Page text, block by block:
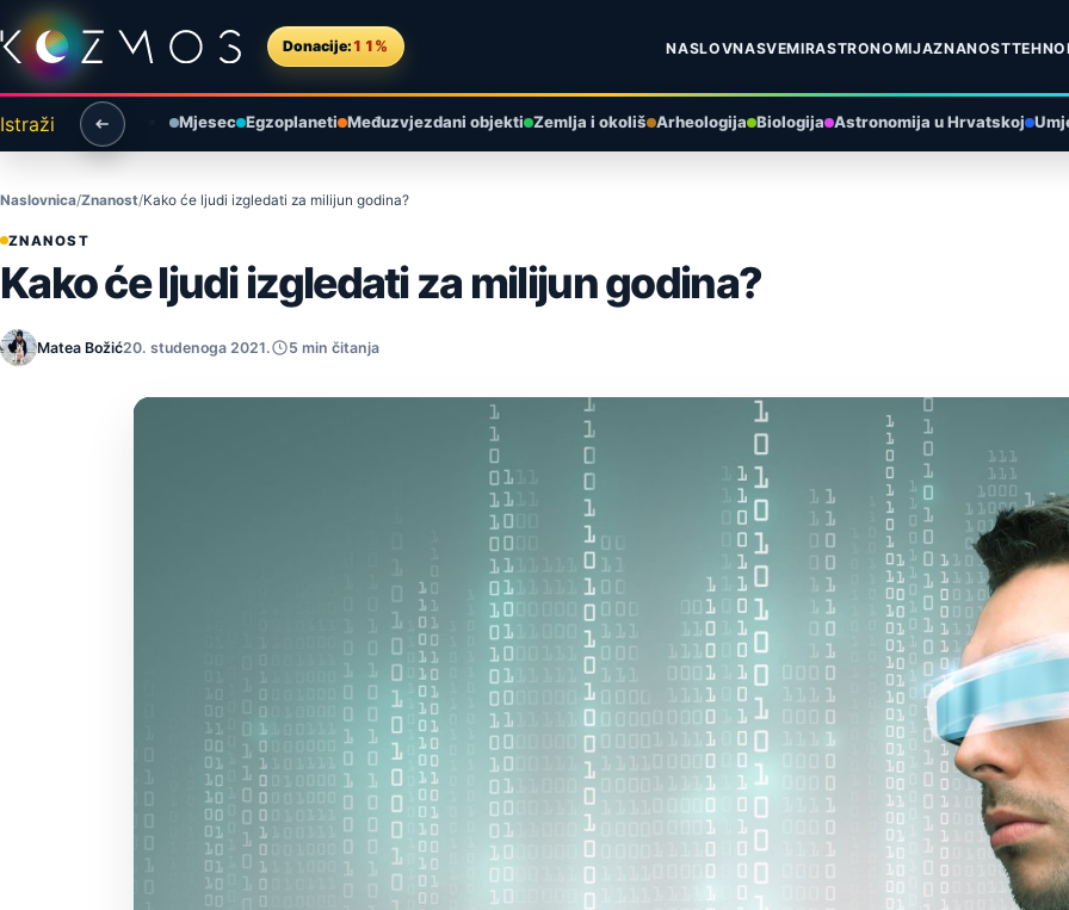
Preskoči na sadržaj
Donacije: 11% NASLOVNASVEMIRASTRONOMIJAZNANOST
Istraži Mjesec Egzoplaneti Međuzvjezdani objekti Zemlja i okoliš Arheologija Biologija Astronomija u Hrvatskoj
Naslovnica Znanost Kako će ljudi izgledati za milijun godina?
ZNANOST
Kako će ljudi izgledati za milijun godina?
Matea Božić20. studenoga 2021. 5 min čitanja